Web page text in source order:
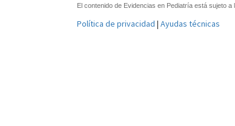
El contenido de Evidencias en Pediatría está sujeto
Política de privacidad | Ayudas técnicas